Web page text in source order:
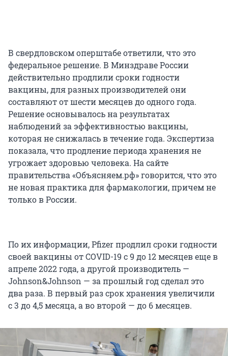
В свердловском оперштабе ответили, что это
федеральное решение. В Минздраве России
действительно продлили сроки годности
вакцины, для разных производителей они
составляют от шести месяцев до одного года.
Решение основывалось на результатах
наблюдений за эффективностью вакцины,
которая не снижалась в течение года. Экспертиза
показала, что продление периода хранения не
угрожает здоровью человека. На сайте
правительства «Объясняем.рф» говорится, что это
не новая практика для фармакологии, причем не
только в России.
По их информации, Pfizer продлил сроки годности
своей вакцины от COVID-19 с 9 до 12 месяцев еще в
апреле 2022 года, а другой производитель —
Johnson&Johnson — за прошлый год сделал это
два раза. В первый раз срок хранения увеличили
с 3 до 4,5 месяца, а во второй — до 6 месяцев.